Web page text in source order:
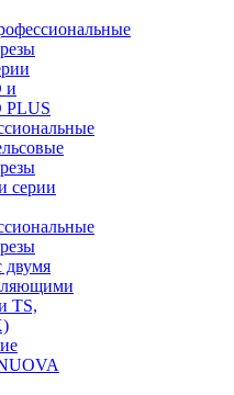
и
PLUS
серии
двумя
TS,